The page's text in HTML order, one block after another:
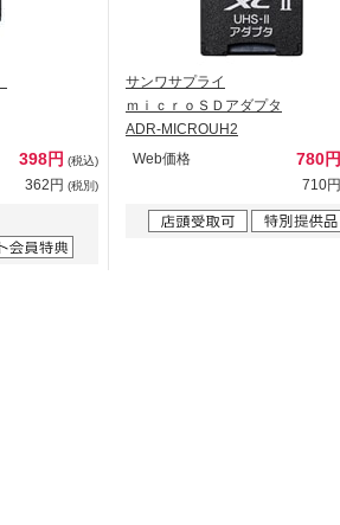
398円 (税込)
362円 (税別)
サンワサプライ
ｍｉｃｒｏＳＤアダプタ
ADR-MICROUH2
Web価格
780円
710円